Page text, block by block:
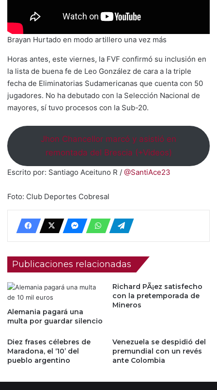
Brayan Hurtado en modo artillero una vez más
Horas antes, este viernes, la FVF confirmó su inclusión en
la lista de buena fe de Leo González de cara a la triple
fecha de Eliminatorias Sudamericanas que cuenta con 50
jugadores. No ha debutado con la Selección Nacional de
mayores, sí tuvo procesos con la Sub-20.
Jhon Chancellor marcó y asistió en
remontada del Brescia (+Videos)
Escrito por: Santiago Aceituno R / @SantiAce23
Foto: Club Deportes Cobresal
Publicaciones relacionadas
Alemania pagará una
multa por guardar silencio
Richard PÃ¡ez satisfecho
con la pretemporada de
Mineros
Diez frases célebres de
Maradona, el ‘10’ del
pueblo argentino
Venezuela se despidió del
premundial con un revés
ante Colombia